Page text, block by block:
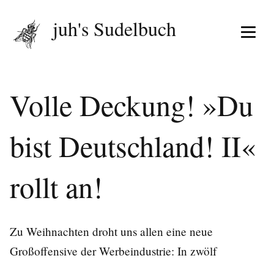
Menü
juh's Sudelbuch
Volle Deckung! »Du
bist Deutschland! II«
rollt an!
Zu Weihnachten droht uns allen eine neue
Großoffensive der Werbeindustrie: In zwölf